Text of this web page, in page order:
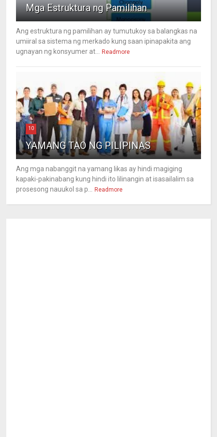
Mga Estruktura ng Pamilihan
Ang estruktura ng pamilihan ay tumutukoy sa balangkas na
umiiral sa sistema ng merkado kung saan ipinapakita ang
ugnayan ng konsyumer at...
Readmore
10
YAMANG TAO NG PILIPINAS
Ang mga nabanggit na yamang likas ay hindi magiging
kapaki-pakinabang kung hindi ito lilinangin at isasailalim sa
prosesong nauukol sa p...
Readmore